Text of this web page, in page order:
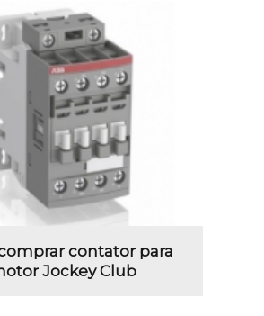
contator para
Jockey Club